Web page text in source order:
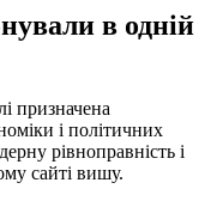
в одній
призначена
і політичних
рівноправність і
сайті вишу.